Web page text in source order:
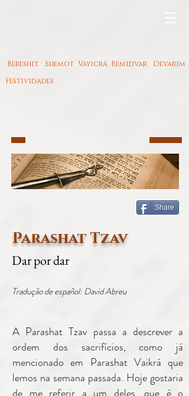
Share
Tradução de español: David Abreu
A Parashat Tzav passa a descrever a
ordem dos sacrifícios, como já
mencionado em Parashat Vaikrá que
lemos na semana passada. Hoje gostaria
Bereshit Shemot Vayicrá Bemidvar
Devarim
Festividades
Parashat Tzav
Dar por dar